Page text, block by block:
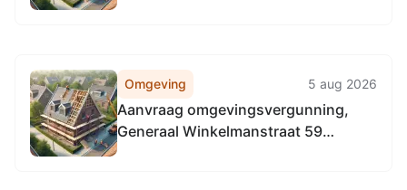
Omgeving 5 aug 2026
Aanvraag omgevingsvergunning,
Generaal Winkelmanstraat 59